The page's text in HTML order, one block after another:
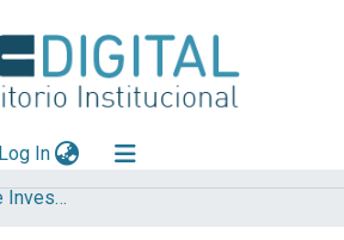
Log In(current)
Informe Científico de Investigador